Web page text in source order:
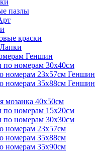
пазлы
краски
Геншин
по номерам 30х40см
номерам 23х57см Геншин
номерам 35х88см Геншин
мозаика 40х50см
по номерам 15х20см
по номерам 30х30см
номерам 23х57см
номерам 35х88см
номерам 35х90см